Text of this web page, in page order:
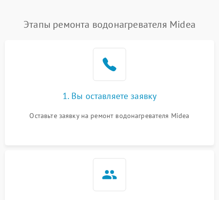
Этапы ремонта водонагревателя Midea
1. Вы оставляете заявку
Оставьте заявку на ремонт водонагревателя Midea